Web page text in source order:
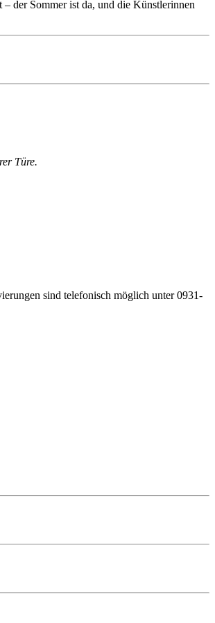
der Sommer ist da, und die Künstlerinnen
Türe.
sind telefonisch möglich unter 0931-